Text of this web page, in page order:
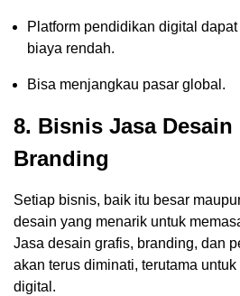
Platform pendidikan digital
biaya rendah.
Bisa menjangkau pasar global.
8. Bisnis Jasa Desain
Branding
Setiap bisnis, baik itu besar
desain yang menarik untuk
Jasa desain grafis, branding, dan
akan terus diminati, terutama
digital.